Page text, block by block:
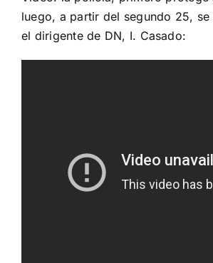
luego, a partir del segundo 25, se
el dirigente de DN, I. Casado: